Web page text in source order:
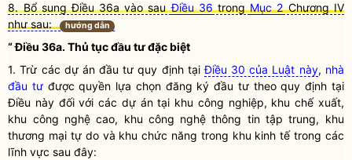
8. Bổ sung Điều 36a vào sauĐiều 36trongMục 2Chương IV
như sau:
hướng dẫn
“ Điều 36a. Thủ tục đầu tư đặc biệt
1. Trừ các dự án đầu tư quy định tạiĐiều 30 của Luật này, nhà
đầu tư được quyền lựa chọn đăng ký đầu tư theo quy định tại
Điều này đối với các dự án tại khu công nghiệp, khu chế xuất,
khu công nghệ cao, khu công nghệ thông tin tập trung, khu
thương mại tự do và khu chức năng trong khu kinh tếtrong các
lĩnh vực sau đây: